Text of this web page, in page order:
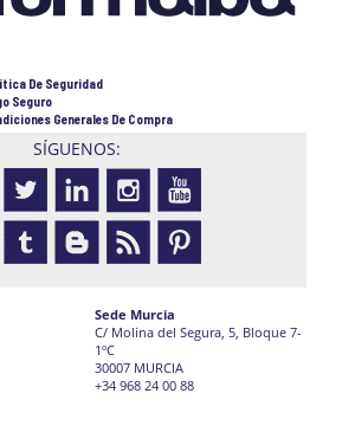
De Seguridad
Seguro
Generales De Compra
SÍGUENOS:
Sede Murcia
C/ Molina del Segura, 5, Bloque 7-
1ºC
30007 MURCIA
+34 968 24 00 88